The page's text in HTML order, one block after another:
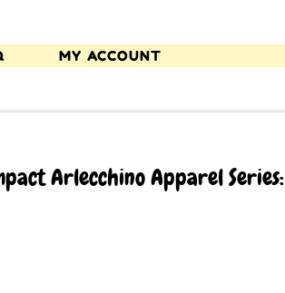
MY ACCOUNT
Arlecchino Apparel Series: